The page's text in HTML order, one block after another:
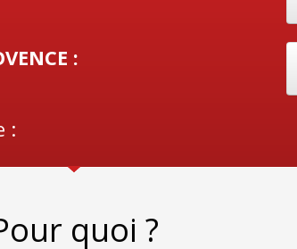
:
:
quoi ?